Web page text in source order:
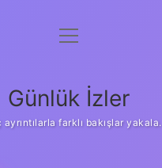
Anasayfa
Yasal Uyarı
menüyü
Günlük İzler
ayrıntılarla farklı bakışlar yakala.